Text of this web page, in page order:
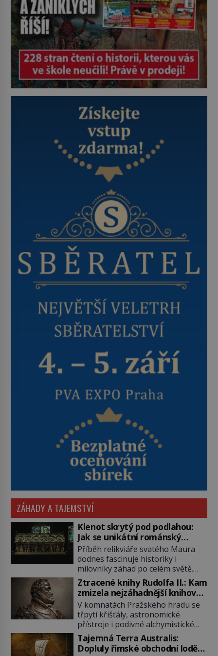
ZÁHADY A TAJEMSTVÍ
Klenot skrytý pod podlahou:
Jak se unikátní románský
poklad dostal do zapadlého
Bečova?
Příběh relikviáře svatého Maura
dodnes fascinuje historiky i
milovníky záhad po celém světě.
Tato románská zlatnická památka
ze 13. století je po českých
korunovačních klenotech druhým
nejcennějším movitým majetkem v
České republice. Přestože byl
klenot v roce 1985 po dramatickém
pátrání kriminalistů úspěšně
nalezen, jeho minulost stále
Ztracené knihy Rudolfa II.: Kam
zmizela nejzáhadnější knihovna
Evropy?
V komnatách Pražského hradu se
třpytí křišťály, astronomické
přístroje i podivné alchymistické
rukopisy. Císař Rudolf II.
shromažďuje vše, co souvisí s
tajemstvím přírody, hvězd i
Tajemná Terra Australis:
Dopluly římské obchodní lodě